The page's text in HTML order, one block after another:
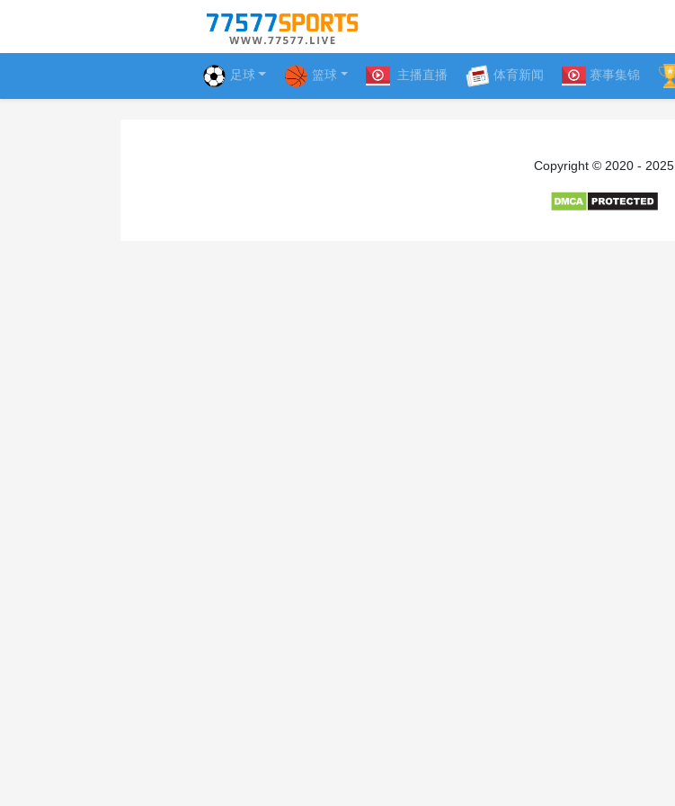
足球 篮球 主播直播 体育新闻 赛事集锦
Copyright © 2020 - 2025